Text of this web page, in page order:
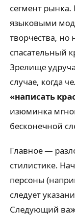
сегмент рынка.
языковыми
творчества, но
спасательный
Зрелище
случае, когда
«написать
изюминка
бесконечной
Главное —
стилистике.
персоны
следует
Следующий